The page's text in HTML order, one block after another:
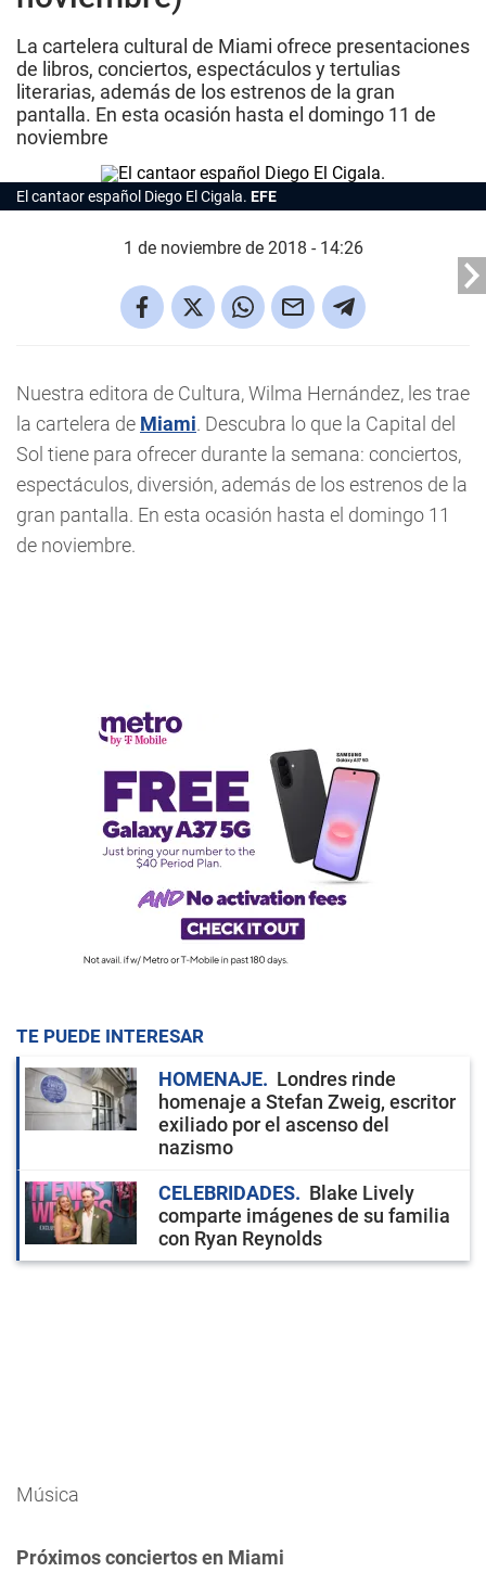
La cartelera cultural de Miami ofrece presentaciones
de libros, conciertos, espectáculos y tertulias
literarias, además de los estrenos de la gran
pantalla. En esta ocasión hasta el domingo 11 de
noviembre
El cantaor español Diego El Cigala. EFE
1 de noviembre de 2018 - 14:26
Nuestra editora de Cultura, Wilma Hernández, les trae
la cartelera de Miami. Descubra lo que la Capital del
Sol tiene para ofrecer durante la semana: conciertos,
espectáculos, diversión, además de los estrenos de la
gran pantalla. En esta ocasión hasta el domingo 11
de noviembre.
TE PUEDE INTERESAR
HOMENAJE
Londres rinde
homenaje a Stefan Zweig, escritor
exiliado por el ascenso del
nazismo
CELEBRIDADES
Blake Lively
comparte imágenes de su familia
con Ryan Reynolds
Música
Próximos conciertos en Miami